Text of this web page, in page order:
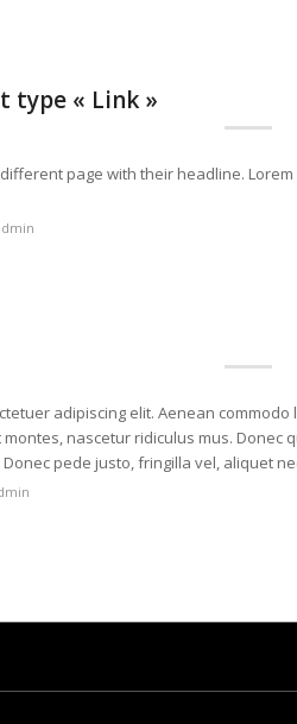
type « Link »
page with their headline.
adipiscing elit. Aenean
nascetur ridiculus mus. Donec
pede justo, fringilla vel, aliquet